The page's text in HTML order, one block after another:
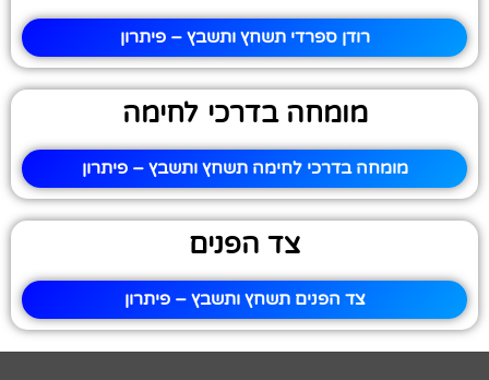
רודן ספרדי תשחץ ותשבץ – פיתרון
מומחה בדרכי לחימה
מומחה בדרכי לחימה תשחץ ותשבץ – פיתרון
צד הפנים
צד הפנים תשחץ ותשבץ – פיתרון